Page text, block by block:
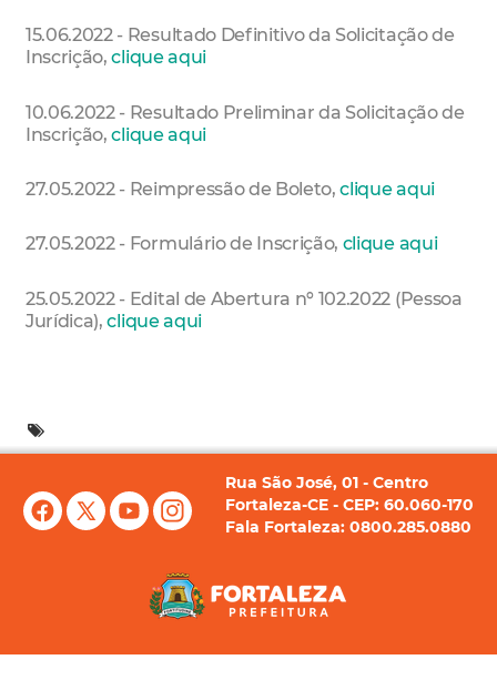
15.06.2022 - Resultado Definitivo da Solicitação de
Inscrição,clique aqui
10.06.2022 - Resultado Preliminar da Solicitação de
Inscrição,clique aqui
27.05.2022 - Reimpressão de Boleto,clique aqui
27.05.2022 - Formulário de Inscrição, clique aqui
25.05.2022 - Edital de Abertura nº 102.2022 (Pessoa
Jurídica),clique aqui
Rua São José, 01 - Centro
Fortaleza-CE - CEP: 60.060-170
Fala Fortaleza: 0800.285.0880